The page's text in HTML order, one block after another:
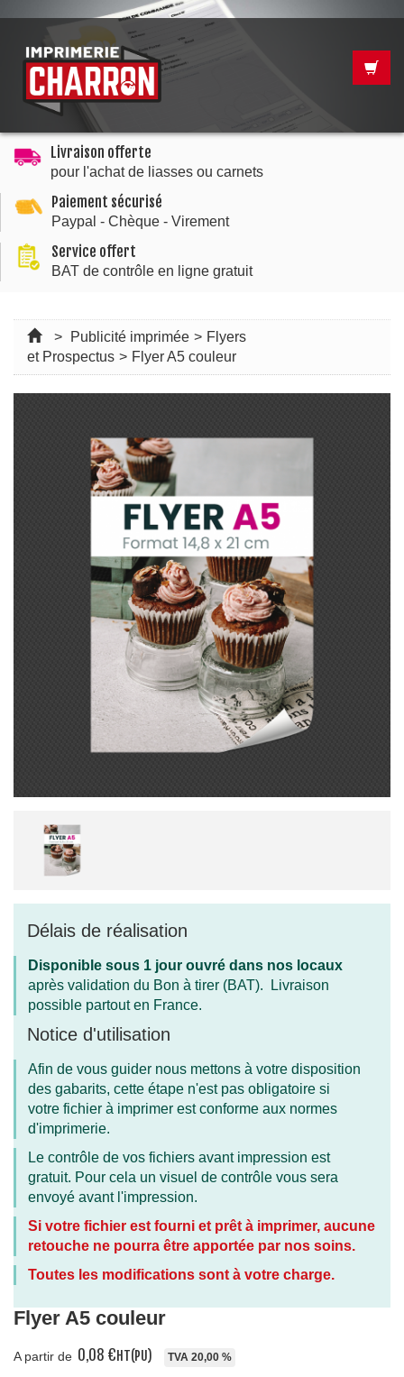
Livraison offerte
pour l'achat de liasses ou carnets
Paiement sécurisé
Paypal - Chèque - Virement
Service offert
BAT de contrôle en ligne gratuit
> Publicité imprimée > Flyers
et Prospectus > Flyer A5 couleur
Délais de réalisation
Disponible sous 1 jour ouvré dans nos locaux
après validation du Bon à tirer (BAT). Livraison
possible partout en France.
Notice d'utilisation
Afin de vous guider nous mettons à votre disposition
des gabarits, cette étape n'est pas obligatoire si
votre fichier à imprimer est conforme aux normes
d'imprimerie.
Le contrôle de vos fichiers avant impression est
gratuit. Pour cela un visuel de contrôle vous sera
envoyé avant l'impression.
Si votre fichier est fourni et prêt à imprimer, aucune
retouche ne pourra être apportée par nos soins.
Toutes les modifications sont à votre charge.
Flyer A5 couleur
A partir de 0,08 €HT(PU) TVA 20,00 %